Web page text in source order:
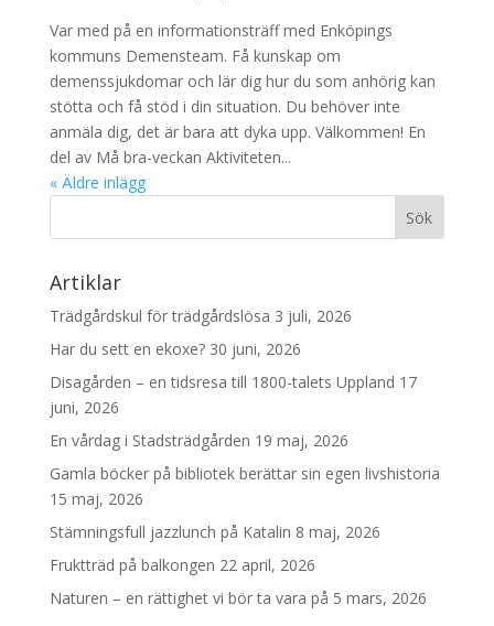
Var med på en informationsträff med Enköpings
kommuns Demensteam. Få kunskap om
demenssjukdomar och lär dig hur du som anhörig kan
stötta och få stöd i din situation. Du behöver inte
anmäla dig, det är bara att dyka upp. Välkommen! En
del av Må bra-veckan Aktiviteten...
« Äldre inlägg
Artiklar
Trädgårdskul för trädgårdslösa 3 juli, 2026
Har du sett en ekoxe? 30 juni, 2026
Disagården – en tidsresa till 1800-talets Uppland 17
juni, 2026
En vårdag i Stadsträdgården 19 maj, 2026
Gamla böcker på bibliotek berättar sin egen livshistoria
15 maj, 2026
Stämningsfull jazzlunch på Katalin 8 maj, 2026
Fruktträd på balkongen 22 april, 2026
Naturen – en rättighet vi bör ta vara på 5 mars, 2026